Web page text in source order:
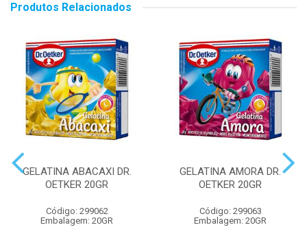
Produtos Relacionados
GELATINA ABACAXI DR.
OETKER 20GR
Código: 299062
Embalagem: 20GR
GELATINA AMORA DR.
OETKER 20GR
Código: 299063
Embalagem: 20GR